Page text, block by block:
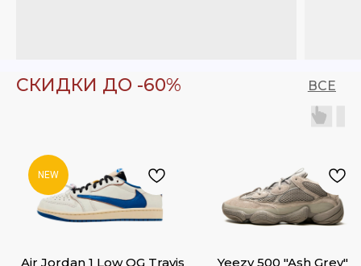
СКИДКИ ДО -60% ВСЕ
NEW
Air Jordan 1 Low OG Travis
Yeezy 500 "Ash Grey"